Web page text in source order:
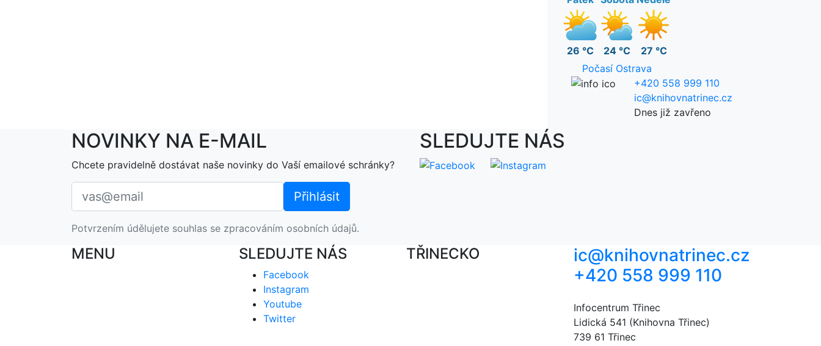
26 °C 24 °C
27 °C
Počasí Ostrava
+420 558 999 110
ic@knihovnatrinec.cz
Dnes již zavřeno
NOVINKY NA E-MAIL
Chcete pravidelně dostávat naše novinky do Vaší emailové schránky?
Potvrzením údělujete souhlas se zpracováním osobních údajů.
SLEDUJTE NÁS
MENU SLEDUJTE NÁS
Facebook
Instagram
Youtube
Twitter
TŘINECKO
ic@knihovnatrinec.cz
+420 558 999 110
Infocentrum Třinec
Lidická 541 (Knihovna Třinec)
739 61 Třinec